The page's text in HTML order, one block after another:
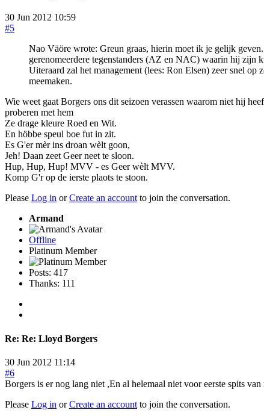
30 Jun 2012 10:59
#5
Nao Väöre wrote: Greun graas, hierin moet ik je gelijk
gerenomeerdere tegenstanders (AZ en NAC) waarin hij zijn
Uiteraard zal het management (lees: Ron Elsen) zeer snel
meemaken.
Wie weet gaat Borgers ons dit seizoen verassen waarom niet hij
proberen met hem
Ze drage kleure Roed en Wit.
En höbbe speul boe fut in zit.
Es G'er mèr ins droan wèlt goon,
Jeh! Daan zeet Geer neet te sloon.
Hup, Hup, Hup! MVV - es Geer wèlt MVV.
Komp G'r op de ierste plaots te stoon.
Please Log in orCreate an accountto join the conversation.
Armand
Offline
Platinum Member
Posts: 417
Thanks: 111
Re: Re: Lloyd Borgers
30 Jun 2012 11:14
#6
Borgers is er nog lang niet ,En al helemaal niet voor eerste spits
Please Log in orCreate an account to join the conversation.